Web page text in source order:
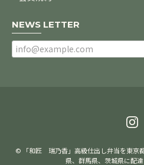
NEWS LETTER
© 「和匠 瑞乃香」高級仕出し弁当を東京
県、群馬県、茨城県に配